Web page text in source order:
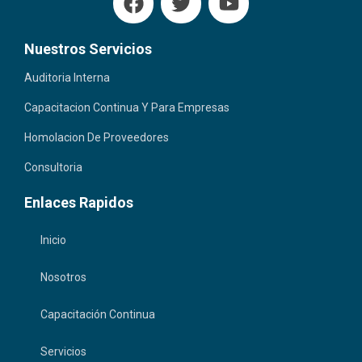
a
e
o
k
w
r
o
e
Nuestros Servicios
Auditoria Interna
Capacitacion Continua Y Para Empresas
Homolacion De Proveedores
Consultoria
Enlaces Rapidos
Inicio
Nosotros
Capacitación Continua
Servicios